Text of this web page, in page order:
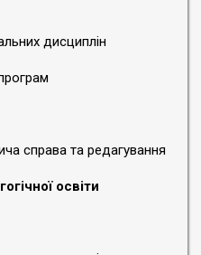
дисциплін
справа та редагування
освіти